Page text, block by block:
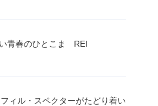
青春のひとこま REI
フィル・スペクターがたどり着い